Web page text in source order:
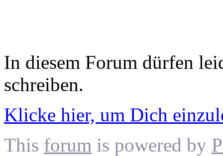
In diesem Forum dürfen
schreiben.
Klicke hier, um Dich
This forum is powered by